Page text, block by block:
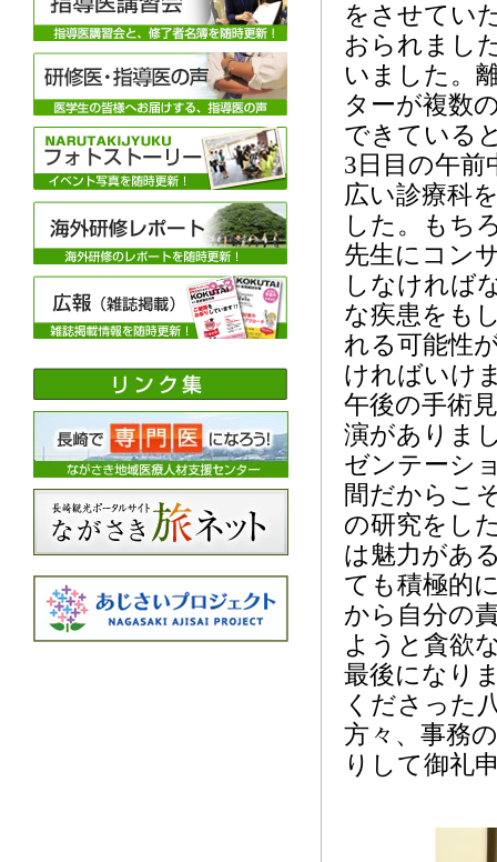
をさせてい
おられまし
いました。
ターが複数
できている
3日目の午
広い診療科
した。もち
先生にコン
しなければ
な疾患をも
れる可能性
ければいけ
午後の手術
演がありま
ゼンテーシ
間だからこ
の研究をし
は魅力があ
ても積極的
から自分の
ようと貪欲
最後になり
くださった
方々、事務
りして御礼